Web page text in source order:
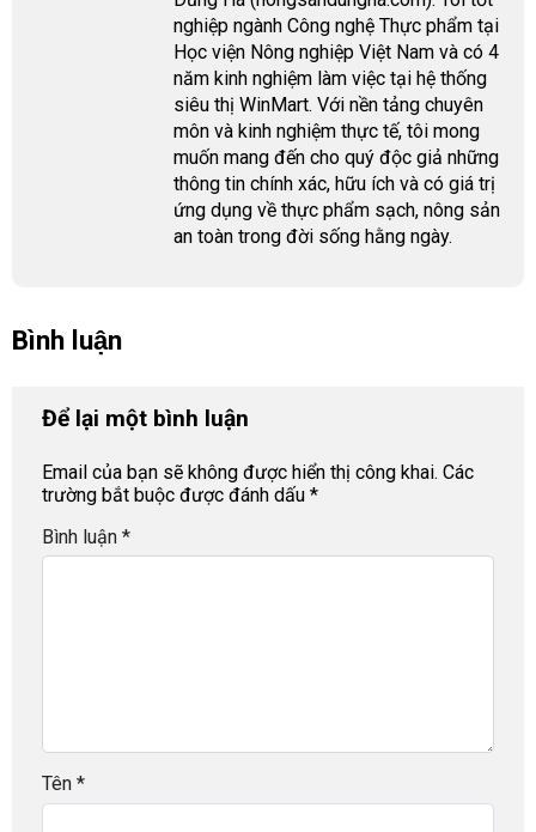
nghiệp ngành Công nghệ Thực phẩm tại
Học viện Nông nghiệp Việt Nam và có 4
năm kinh nghiệm làm việc tại hệ thống
siêu thị WinMart. Với nền tảng chuyên
môn và kinh nghiệm thực tế, tôi mong
muốn mang đến cho quý độc giả những
thông tin chính xác, hữu ích và có giá trị
ứng dụng về thực phẩm sạch, nông sản
an toàn trong đời sống hằng ngày.
Bình luận
Để lại một bình luận
Email của bạn sẽ không được hiển thị công khai. Các
trường bắt buộc được đánh dấu *
Bình luận *
Tên *